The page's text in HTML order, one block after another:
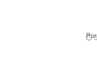
⏱